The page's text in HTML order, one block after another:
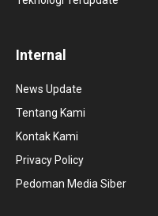
Internal
News Update
Tentang Kami
Kontak Kami
Privacy Policy
Pedoman Media Siber